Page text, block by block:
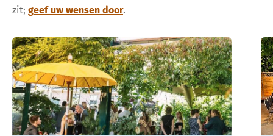
zit; geef uw wensen door.